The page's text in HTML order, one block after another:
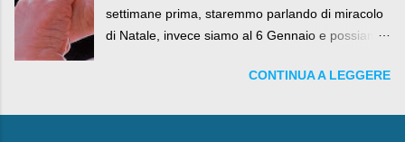
settimane prima, staremmo parlando di miracolo
di Natale, invece siamo al 6 Gennaio e possiamo
e la Befana, visto il lieto epilogo della vicenda.
CONTINUA A LEGGERE